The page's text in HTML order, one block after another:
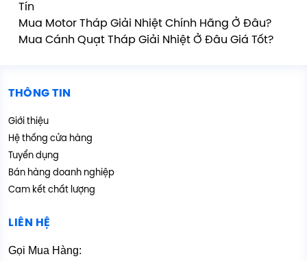
Tín
Mua Motor Tháp Giải Nhiệt Chính Hãng Ở Đâu?
Mua Cánh Quạt Tháp Giải Nhiệt Ở Đâu Giá Tốt?
THÔNG TIN
Giới thiệu
Hệ thống cửa hàng
Tuyển dụng
Bán hàng doanh nghiệp
Cam kết chất lượng
LIÊN HỆ
Gọi Mua Hàng: